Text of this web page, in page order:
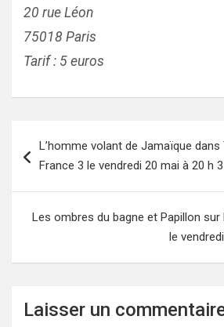
20 rue Léon
75018 Paris
Tarif : 5 euros
de
L’homme volant de Jamaïque
France 3 le vendredi 20 mai à 20 h
Les ombres du bagne et Papillon sur
le
Laisser un